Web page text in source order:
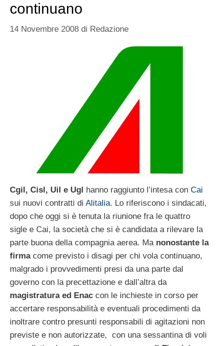
continuano
14 Novembre 2008 di Redazione
Cgil, Cisl, Uil e Ugl hanno raggiunto l’intesa con Cai
sui nuovi contratti di Alitalia. Lo riferiscono i sindacati,
dopo che oggi si è tenuta la riunione fra le quattro
sigle e Cai, la società che si è candidata a rilevare la
parte buona della compagnia aerea. Ma nonostante la
firmacome previsto i disagi per chi vola continuano,
malgrado i provvedimenti presi da una parte dal
governo con la precettazione e dall’altra da
magistratura ed Enac con le inchieste in corso per
accertare responsabilità e eventuali procedimenti da
inoltrare contro presunti responsabili di agitazioni non
previste e non autorizzate, con una sessantina di voli